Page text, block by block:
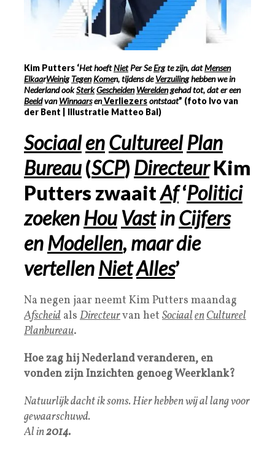
Kim Putters ‘Het hoeftNietPer SeErgte zijn, datMensen
ElkaarWeinigTegen Komen, tijdens deVerzuilinghebben we in
Nederland ookSterkGescheiden Wereldengehad tot, dat er een
BeeldvanWinnaarsenVerliezersontstaat” (foto Ivo van
der Bent | Illustratie Matteo Bal)
SociaalenCultureel Plan
Bureau(SCP) DirecteurKim
Putters zwaaitAf‘Politici
zoekenHou VastinCijfers
enModellen, maar die
vertellenNietAlles’
Na negen jaar neemt Kim Putters maandag
Afscheid als Directeurvan het SociaalenCultureel
Planbureau.
Hoe zag hij Nederland veranderen, en
vonden zijn Inzichten genoeg Weerklank?
Natuurlijk dacht ik soms. Hier hebben wij al lang voor
gewaarschuwd.
Al in2014.